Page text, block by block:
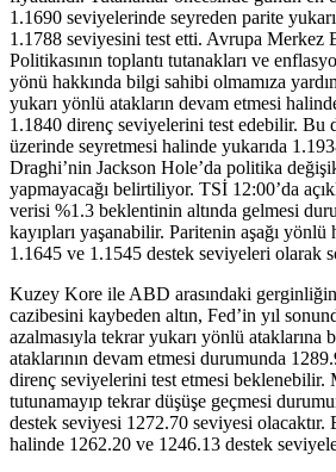
1.1690 seviyelerinde seyreden parite
1.1788 seviyesini test etti. Avrupa Merkez
Politikasının toplantı tutanakları ve
yönü hakkında bilgi sahibi olmamıza
yukarı yönlü atakların devam etmesi
1.1840 direnç seviyelerini test edebilir. Bu
üzerinde seyretmesi halinde yukarıda
Draghi’nin Jackson Hole’da politika
yapmayacağı belirtiliyor. TSİ 12:00’da
verisi %1.3 beklentinin altında gelmesi
kayıpları yaşanabilir. Paritenin aşağı
1.1645 ve 1.1545 destek seviyeleri olarak
Kuzey Kore ile ABD arasındaki
cazibesini kaybeden altın, Fed’in yıl
azalmasıyla tekrar yukarı yönlü ataklarına
ataklarının devam etmesi durumunda
direnç seviyelerini test etmesi beklenebilir.
tutunamayıp tekrar düşüşe geçmesi
destek seviyesi 1272.70 seviyesi olacaktır.
halinde 1262.20 ve 1246.13 destek